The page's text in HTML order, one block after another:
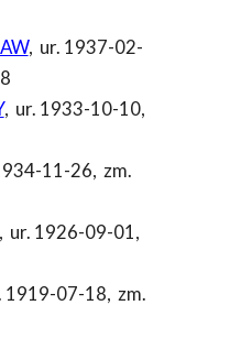
, ur. 1937-02-
, ur. 1933-10-10,
11-26, zm.
ur. 1926-09-01,
1919-07-18, zm.